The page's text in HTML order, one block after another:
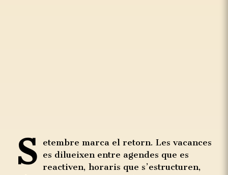
S etembre marca el retorn. Les vacances
es dilueixen entre agendes que es
reactiven, horaris que s’estructuren,